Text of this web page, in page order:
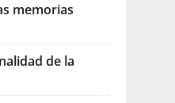
memorias
de la